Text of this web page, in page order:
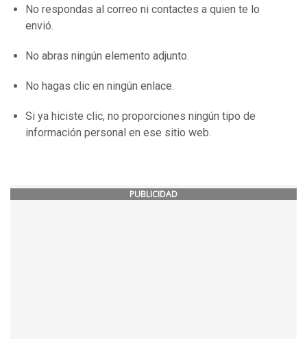
No respondas al correo ni contactes a quien te lo
envió.
No abras ningún elemento adjunto.
No hagas clic en ningún enlace.
Si ya hiciste clic, no proporciones ningún tipo de
información personal en ese sitio web.
PUBLICIDAD